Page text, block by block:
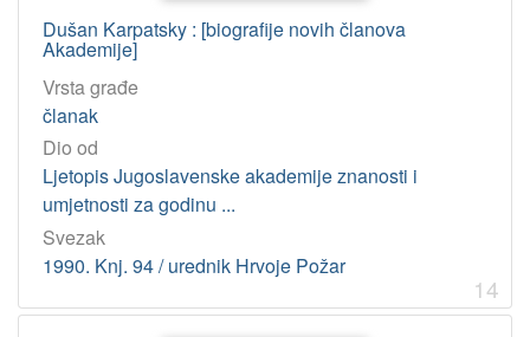
Dušan Karpatsky : [biografije novih članova
Akademije]
Vrsta građe
članak
Dio od
Ljetopis Jugoslavenske akademije znanosti i
umjetnosti za godinu ...
Svezak
1990. Knj. 94 / urednik Hrvoje Požar
14